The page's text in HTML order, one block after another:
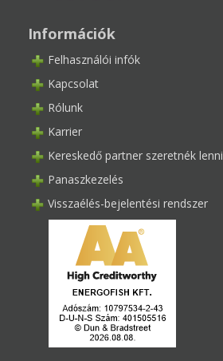
Információk
Felhasználói infók
Kapcsolat
Rólunk
Karrier
Kereskedő partner szeretnék lenni
Panaszkezelés
Visszaélés-bejelentési rendszer